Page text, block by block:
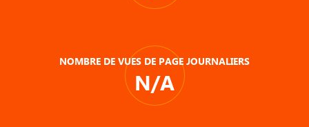
NOMBRE DE VUES DE PAGE JOURNALIERS
N/A